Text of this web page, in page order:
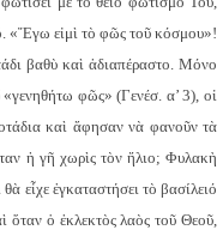
«Ἔγω εἰμὶ τὸ φῶς τοῦ κόσμου»!
βαθὺ καὶ ἀδιαπέραστο. Μόνο
φῶς» (Γενέσ. α’ 3), οἱ
καὶ ἄφησαν νὰ φανοῦν τὰ
ἡ γῆ χωρὶς τὸν ἥλιο; Φυλακὴ
εἶχε ἐγκαταστήσει τὸ βασίλειό
ὅταν ὁ ἐκλεκτὸς λαὸς τοῦ Θεοῦ,